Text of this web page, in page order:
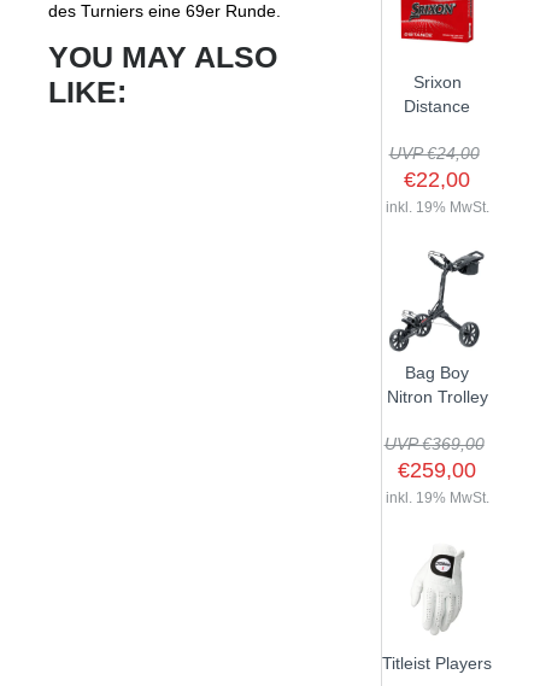
HANDSCHUHE
ZUBEHÖR
des Turniers eine 69er Runde.
YOU MAY ALSO
LIKE:
Srixon
Distance
UVP €24,00
€22,00
inkl. 19% MwSt.
Bag Boy
Nitron Trolley
UVP €369,00
€259,00
inkl. 19% MwSt.
Titleist Players